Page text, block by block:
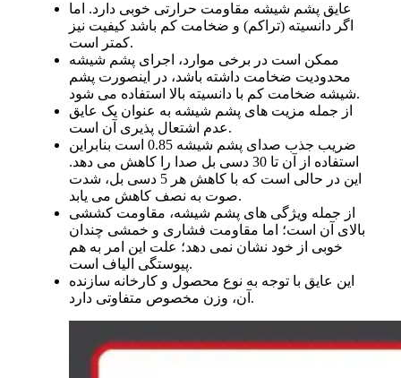
عایق پشم شیشه مقاومت حرارتی خوبی دارد. اما
اگر دانسیته (تراکم) و ضخامت کم باشد کیفیت نیز
کمتر است.
ممکن است در برخی موارد، اجرای پشم شیشه
محدودیت ضخامت داشته باشد، در اینصورت پشم
شیشه ضخامت کم با دانسیته بالا استفاده می‌ شود.
از جمله مزیت‌ های پشم شیشه به عنوان یک عایق
عدم اشتعال پذیری آن است.
ضریب جذب صدای پشم شیشه 0.85 است بنابراین
استفاده از آن تا 30 دسی بل صدا را کاهش می‌ دهد.
این در حالی است که با کاهش هر 5 دسی بل، شدت
صوت به نصف کاهش می‌ یابد.
از جمله ویژگی‌ های پشم شیشه، مقاومت کششی
بالای آن است؛ اما مقاومت فشاری و خمشی چندان
خوبی از خود نشان نمی‌ دهد؛ علت این امر به هم
پیوستگی الیاف است.
این عایق با توجه به نوع محصول و کارخانه سازنده
آن، وزن مخصوص متفاوتی دارد.